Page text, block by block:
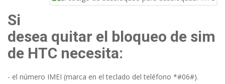
Si
desea quitar el bloqueo de sim
de HTC necesita:
- el número IMEI (marca en el teclado del teléfono *#06#).